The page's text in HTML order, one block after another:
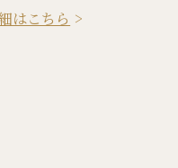
はこちら